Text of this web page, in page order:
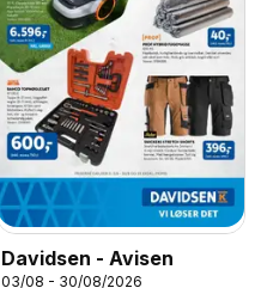
Davidsen - Avisen
03/08 - 30/08/2026